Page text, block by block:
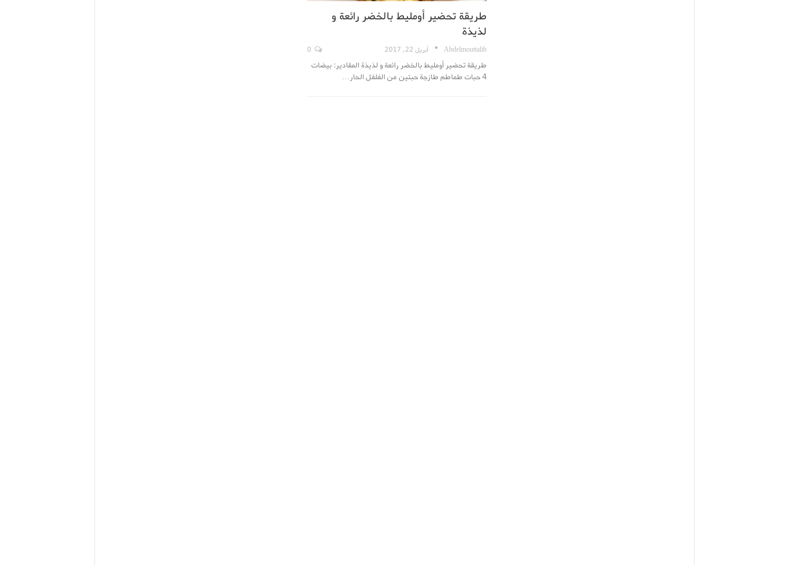
طريقة تحضير أومليط بالخضر رائعة و
لذيذة
Abdelmouttalib أبريل 22, 2017
طريقة تحضير أومليط بالخضر رائعة و لذيذة المقادير: بيضات
4 حبات طماطم طازجة حبتين من الفلفل الحار…